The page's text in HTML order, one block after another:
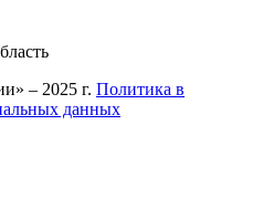
– 2025 г. Политика в
данных